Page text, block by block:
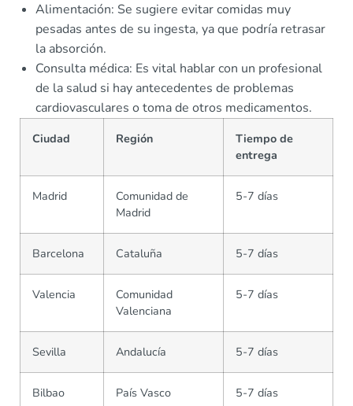
Alimentación: Se sugiere evitar comidas muy
pesadas antes de su ingesta, ya que podría retrasar
la absorción.
Consulta médica: Es vital hablar con un profesional
de la salud si hay antecedentes de problemas
cardiovasculares o toma de otros medicamentos.
Ciudad Región
Tiempo de
entrega
Madrid
Comunidad de
Madrid
5-7 días
Barcelona Cataluña 5-7 días
Valencia
Comunidad
Valenciana
5-7 días
Sevilla Andalucía 5-7 días
Bilbao País Vasco 5-7 días